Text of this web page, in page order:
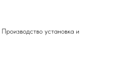
установка и